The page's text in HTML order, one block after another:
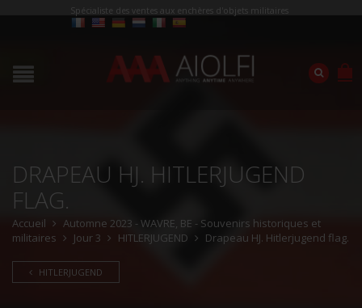
Spécialiste des ventes aux enchères d'objets militaires
DRAPEAU HJ. HITLERJUGEND
FLAG.
Accueil
Automne 2023 - WAVRE, BE - Souvenirs historiques et
militaires
Jour 3 HITLERJUGEND Drapeau HJ. Hitlerjugend flag.
HITLERJUGEND